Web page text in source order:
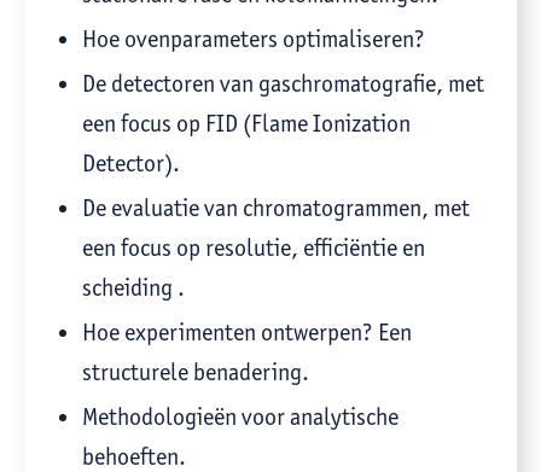
Hoe ovenparameters optimaliseren?
De detectoren van gaschromatografie, met
een focus op FID (Flame Ionization
Detector).
De evaluatie van chromatogrammen, met
een focus op resolutie, efficiëntie en
scheiding .
Hoe experimenten ontwerpen? Een
structurele benadering.
Methodologieën voor analytische
behoeften.